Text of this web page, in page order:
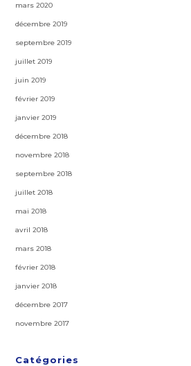
mars 2020
décembre 2019
septembre 2019
juillet 2019
juin 2019
février 2019
janvier 2019
décembre 2018
novembre 2018
septembre 2018
juillet 2018
mai 2018
avril 2018
mars 2018
février 2018
janvier 2018
décembre 2017
novembre 2017
Catégories